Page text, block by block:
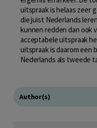
uitspraak is helaas zeer
die juist Nederlands
kunnen redden dan ook
acceptabele uitspraak
uitspraak is daarom een
Nederlands als tweede
Author(s)